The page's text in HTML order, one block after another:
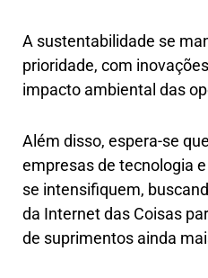
A sustentabilidade se
prioridade, com
impacto ambiental das
Além disso, espera-se
empresas de tecnologia
se intensifiquem,
da Internet das Coisas
de suprimentos ainda